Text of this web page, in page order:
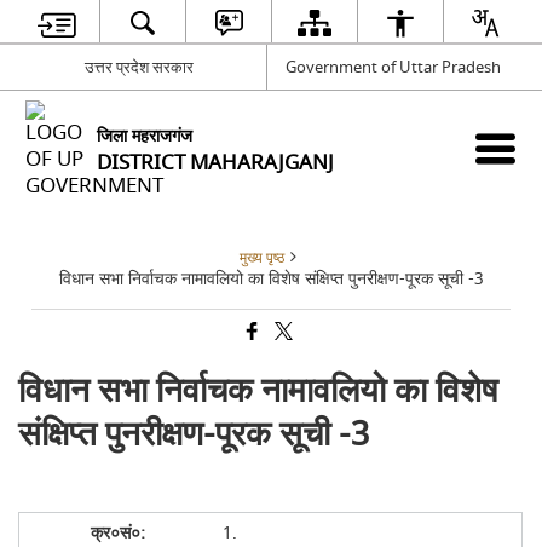
उत्तर प्रदेश सरकार Government of Uttar Pradesh
जिला महराजगंज
DISTRICT MAHARAJGANJ
मुख्य पृष्ठ
विधान सभा निर्वाचक नामावलियो का विशेष संक्षिप्त पुनरीक्षण-पूरक सूची -3
विधान सभा निर्वाचक नामावलियो का विशेष
संक्षिप्त पुनरीक्षण-पूरक सूची -3
1.